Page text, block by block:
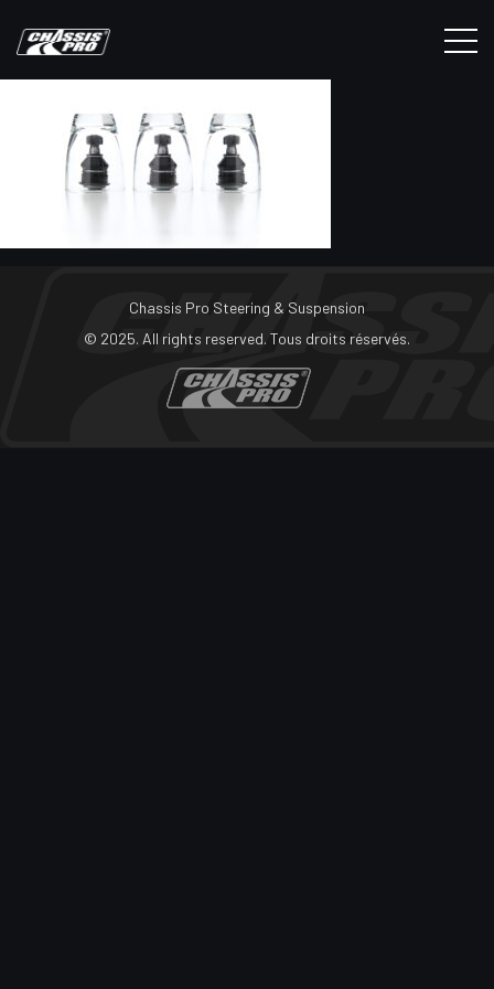
Chassis Pro Steering & Suspension
© 2025. All rights reserved. Tous droits réservés.